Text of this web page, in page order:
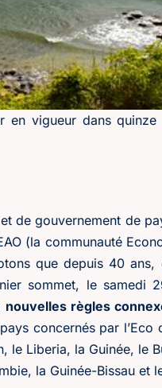
en vigueur dans
de gouvernement de
(la communauté
que depuis 40
sommet, le samedi
nouvelles règles
concernés par l’Eco
le Liberia, la Guinée, le
la Guinée-Bissau et